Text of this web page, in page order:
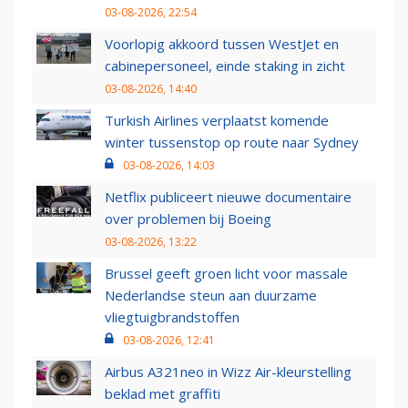
03-08-2026, 22:54
Voorlopig akkoord tussen WestJet en
cabinepersoneel, einde staking in zicht
03-08-2026, 14:40
Turkish Airlines verplaatst komende
winter tussenstop op route naar Sydney
03-08-2026, 14:03
Netflix publiceert nieuwe documentaire
over problemen bij Boeing
03-08-2026, 13:22
Brussel geeft groen licht voor massale
Nederlandse steun aan duurzame
vliegtuigbrandstoffen
03-08-2026, 12:41
Airbus A321neo in Wizz Air-kleurstelling
beklad met graffiti